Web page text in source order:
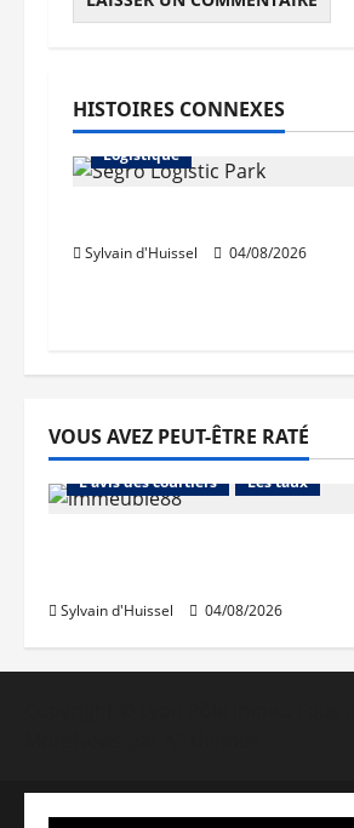
HISTOIRES CONNEXES
Abonnés
Immo d'entreprise
Logistique
Sylvain d'Huissel 04/08/2026
VOUS AVEZ PEUT-ÊTRE RATÉ
Abonnés
Financement
L'avis des courtiers
Les taux
Sylvain d'Huissel 04/08/2026